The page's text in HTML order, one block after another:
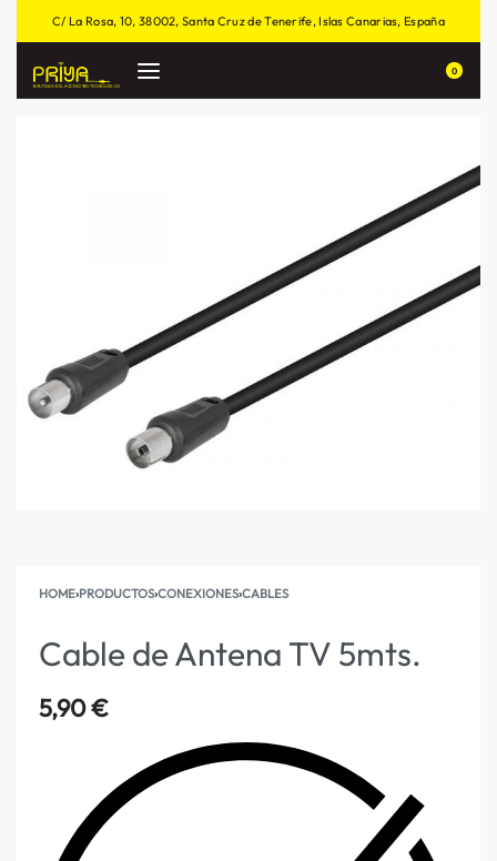
C/ La Rosa, 10, 38002, Santa Cruz de Tenerife, Islas Canarias, España
0
HOME›PRODUCTOS›CONEXIONES›CABLES
Cable de Antena TV 5mts.
5,90€